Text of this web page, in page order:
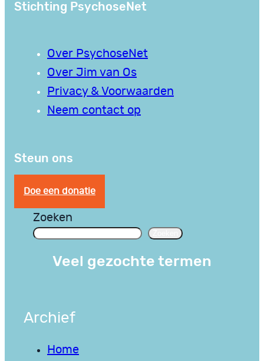
Stichting PsychoseNet
Over PsychoseNet
Over Jim van Os
Privacy & Voorwaarden
Neem contact op
Steun ons
Doe een donatie
Zoeken
Veel gezochte termen
Archief
Home